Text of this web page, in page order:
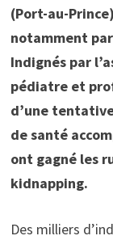
(Port-au-
notamment
Indignés par
pédiatre et
d’une
de santé
ont gagné les
kidnapping.
Des milliers